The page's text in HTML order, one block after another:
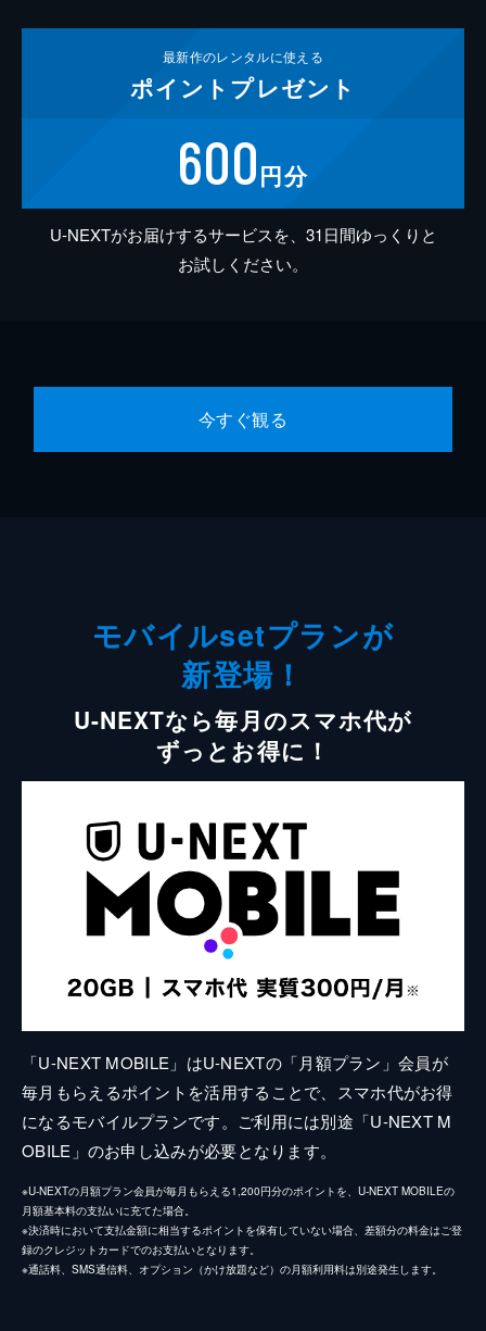
最新作のレンタルに使える
ポイント プレゼント
600円分
U-NEXTがお届けするサービスを、31日間ゆっくりと
お試しください。
今すぐ観る
モバイルsetプランが
新登場！
U-NEXTなら毎月のスマホ代が
ずっとお得に！
「U-NEXT MOBILE」はU-NEXTの「月額プラン」会員が
毎月もらえるポイントを活用することで、スマホ代がお得
になるモバイルプランです。ご利用には別途「U-NEXT M
OBILE」のお申し込みが必要となります。
※U-NEXTの月額プラン会員が毎月もらえる1,200円分のポイントを、U-NEXT MOBILEの
月額基本料の支払いに充てた場合。
※決済時において支払金額に相当するポイントを保有していない場合、差額分の料金はご登
録のクレジットカードでのお支払いとなります。
※通話料、SMS通信料、オプション（かけ放題など）の月額利用料は別途発生します。